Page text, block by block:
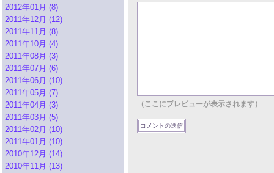
2012年01月 (8)
2011年12月 (12)
2011年11月 (8)
2011年10月 (4)
2011年08月 (3)
2011年07月 (6)
2011年06月 (10)
2011年05月 (7)
2011年04月 (3)
2011年03月 (5)
2011年02月 (10)
2011年01月 (10)
2010年12月 (14)
2010年11月 (13)
（ここにプレビューが表示されます）